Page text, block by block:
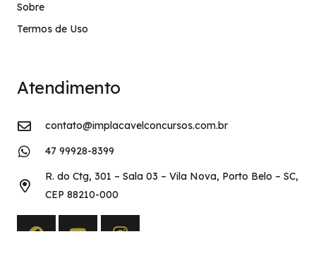
Sobre
Termos de Uso
Atendimento
contato@implacavelconcursos.com.br
47 99928-8399
R. do Ctg, 301 – Sala 03 – Vila Nova, Porto Belo – SC,
CEP 88210-000